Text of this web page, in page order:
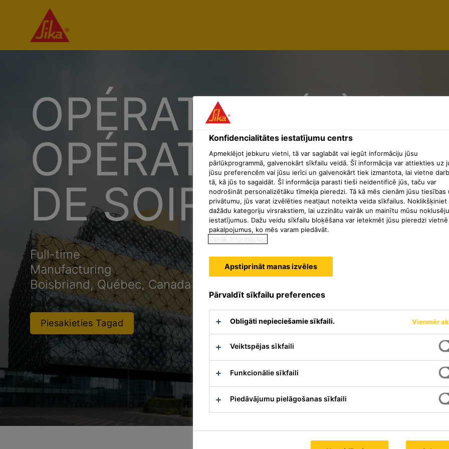
OPÉRATEUR(S) /
OPÉRATRICES(S)
DE SOIR)
Full-time
Manufacturing
Boisbriand, Québec, Canada
Piesakieties Tagad
Konfidencialitātes iestatījumu centrs
Apmeklējot jebkuru vietni, tā var saglabāt vai iegūt informāciju jūsu
pārlūkprogrammā, galvenokārt sīkfailu veidā. Šī informācija var attiekties uz
jūsu preferencēm vai jūsu ierīci un galvenokārt tiek izmantota, lai vietne
tā, kā jūs to sagaidāt. Šī informācija parasti tieši neidentificē jūs, taču var
nodrošināt personalizētāku tīmekļa pieredzi. Tā kā mēs cienām jūsu tiesības
privātumu, jūs varat izvēlēties neatļaut noteikta veida sīkfailus. Noklikšķiniet
dažādu kategoriju virsrakstiem, lai uzzinātu vairāk un mainītu mūsu
iestatījumus. Dažu veidu sīkfailu bloķēšana var ietekmēt jūsu pieredzi
pakalpojumus, ko mēs varam piedāvāt.
Vairāk informācijas
Apstiprināt manas izvēles
Pārvaldīt sīkfailu preferences
Obligāti nepieciešamie sīkfaili. Vienmēr
Veiktspējas sīkfaili
Funkcionālie sīkfaili
Piedāvājumu pielāgošanas sīkfaili